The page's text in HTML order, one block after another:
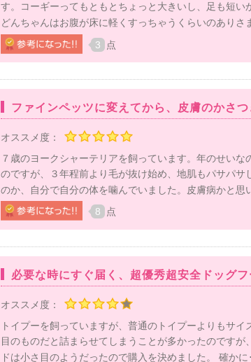
す。コーギーってもともとちょっと大きいし、足も短い
どんちゃんはお腹が床に軽くすっちゃうくらいのありさ
3 点
ファインペッツに変えてから、皮膚のかさ
オススメ度：
７歳のヨークシャーテリアを飼っています。年のせいな
のですが、３年程前より毛が抜け始め、地肌もパサパサ
のか、自分で自分の体を噛んでいました。皮膚病かと思
8 点
必要な時にすぐ届く、超優秀超安全ドッグフ
オススメ度：
トイプーを飼っていますが、普通のトイプーよりもサイ
目のものだと詰まらせてしまうことが多かったのですが
ドは小さ目のようだったので購入を決めました。 確かに